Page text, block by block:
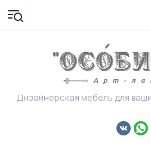
Дизайнерская мебель для